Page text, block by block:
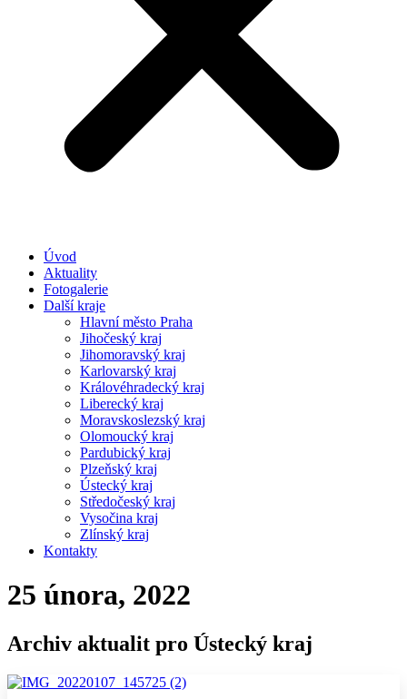
Úvod
Aktuality
Fotogalerie
Další kraje
Hlavní město Praha
Jihočeský kraj
Jihomoravský kraj
Karlovarský kraj
Královéhradecký kraj
Liberecký kraj
Moravskoslezský kraj
Olomoucký kraj
Pardubický kraj
Plzeňský kraj
Ústecký kraj
Středočeský kraj
Vysočina kraj
Zlínský kraj
Kontakty
25 února, 2022
Archiv aktualit pro Ústecký kraj